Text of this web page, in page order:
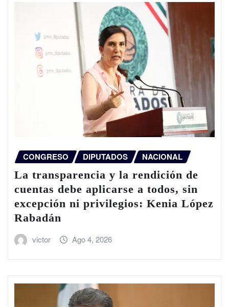
CONGRESO DIPUTADOS NACIONAL
La transparencia y la rendición de
cuentas debe aplicarse a todos, sin
excepción ni privilegios: Kenia López
Rabadán
victor Ago 4, 2026